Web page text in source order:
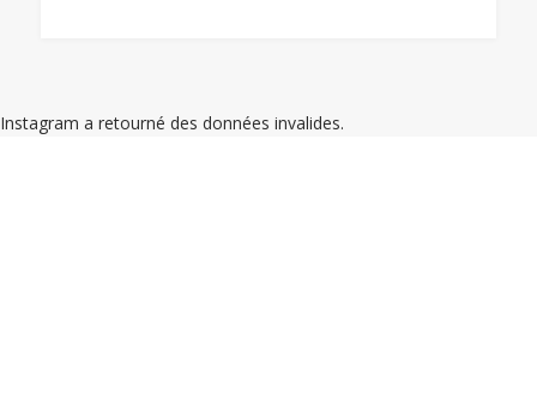
Instagram a retourné des données invalides.